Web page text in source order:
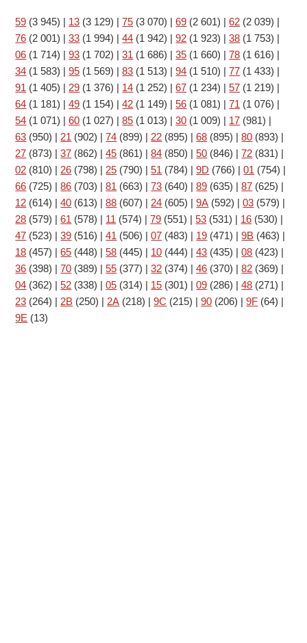
59 (3 945) | 13 (3 129) |75 (3 070) |69 (2 601) |62 (2 039) |
76 (2 001) |33 (1 994) |44 (1 942) |92 (1 923) |38 (1 753) |
06 (1 714) |93 (1 702) |31 (1 686) |35 (1 660) |78 (1 616) |
34 (1 583) |95 (1 569) |83 (1 513) |94 (1 510) |77 (1 433) |
91 (1 405) | 29 (1 376) | 14 (1 252) |67 (1 234) |57 (1 219) |
64 (1 181) |49 (1 154) |42 (1 149) |56 (1 081) |71 (1 076) |
54 (1 071) |60 (1 027) |85 (1 013) |30 (1 009) | 17 (981) |
63 (950) | 21 (902) |74 (899) | 22 (895) |68 (895) |80 (893) |
27 (873) |37 (862) |45 (861) |84 (850) |50 (846) |72 (831) |
02 (810) | 26 (798) | 25 (790) |51 (784) |9D (766) |01 (754) |
66 (725) |86 (703) |81 (663) |73 (640) |89 (635) |87 (625) |
12 (614) |40 (613) |88 (607) | 24 (605) |9A (592) |03 (579) |
28 (579) |61 (578) | 11 (574) |79 (551) |53 (531) | 16 (530) |
47 (523) |39 (516) |41 (506) |07 (483) | 19 (471) |9B (463) |
18 (457) |65 (448) |58 (445) | 10 (444) |43 (435) |08 (423) |
36 (398) |70 (389) |55 (377) |32 (374) |46 (370) |82 (369) |
04 (362) |52 (338) |05 (314) | 15 (301) |09 (286) |48 (271) |
23 (264) | 2B (250) | 2A (218) |9C (215) |90 (206) |9F (64) |
9E (13)